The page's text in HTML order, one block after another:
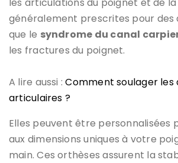
généralement prescrites pour des
que le syndrome du canal
les fractures du poignet.
A lire aussi :Comment soulager les
articulaires ?
Elles peuvent être personnalisées
aux dimensions uniques à votre
main. Ces orthèses assurent la